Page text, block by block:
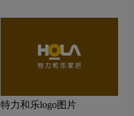
特力和乐logo图片